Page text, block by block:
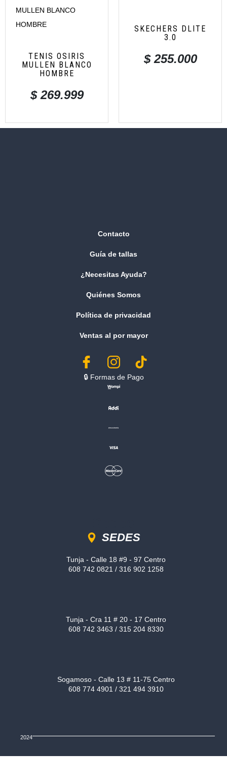
TENIS OSIRIS
MULLEN BLANCO
HOMBRE
$269.999
SKECHERS DLITE
3.0
$255.000
Contacto
Guía de tallas
¿Necesitas Ayuda?
Quiénes Somos
Política de privacidad
Ventas al por mayor
🔒︎ Formas de Pago
SEDES
Tunja - Calle 18 #9 - 97 Centro
608 742 0821 / 316 902 1258
Tunja - Cra 11 # 20 - 17 Centro
608 742 3463 / 315 204 8330
Sogamoso - Calle 13 # 11-75 Centro
608 774 4901 / 321 494 3910
2024